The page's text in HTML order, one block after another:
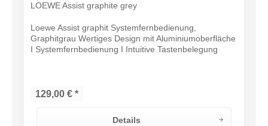
LOEWE Assist graphite grey
Loewe Assist graphit Systemfernbedienung,
Graphitgrau Wertiges Design mit Aluminiumoberfläche
I Systemfernbedienung I Intuitive Tastenbelegung
129,00 € *
Details